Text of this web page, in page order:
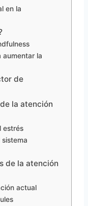
en la
aumentar la
de
la atención
estrés
de la atención
actual